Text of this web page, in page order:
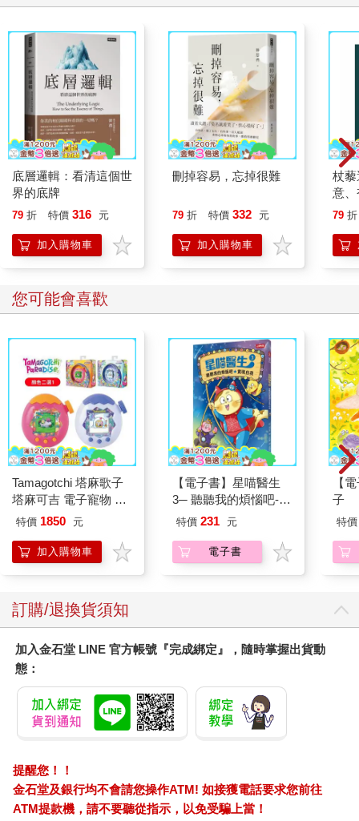
底層邏輯：看清這個世
界的底牌
79 折 特價 316 元
加入購物車
刪掉容易，忘掉很難
79 折 特價 332 元
加入購物車
杖
意
恭
79 折
您可能會喜歡
Tamagotchi 塔麻歌子
塔麻可吉 電子寵物 樂
園系列（熱帶橙果／極
特價 1850 元
加入購物車
【電子書】星喵醫生
3─ 聽聽我的煩惱吧-實
現自我
特價 231 元
電子書
【
子
特價
訂購/退換貨須知
加入金石堂 LINE 官方帳號『完成綁定』，隨時掌握出貨動
態：
提醒您！！
金石堂及銀行均不會請您操作ATM! 如接獲電話要求您前往
ATM提款機，請不要聽從指示，以免受騙上當！